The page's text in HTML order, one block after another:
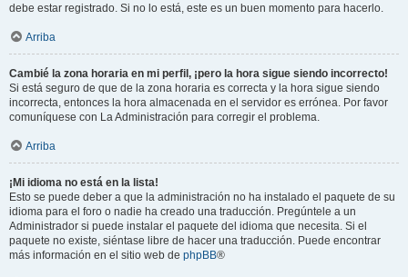
debe estar registrado. Si no lo está, este es un buen momento para hacerlo.
Arriba
Cambié la zona horaria en mi perfil, ¡pero la hora sigue siendo incorrecto!
Si está seguro de que de la zona horaria es correcta y la hora sigue siendo
incorrecta, entonces la hora almacenada en el servidor es errónea. Por favor
comuníquese con La Administración para corregir el problema.
Arriba
¡Mi idioma no está en la lista!
Esto se puede deber a que la administración no ha instalado el paquete de su
idioma para el foro o nadie ha creado una traducción. Pregúntele a un
Administrador si puede instalar el paquete del idioma que necesita. Si el
paquete no existe, siéntase libre de hacer una traducción. Puede encontrar
más información en el sitio web de phpBB®